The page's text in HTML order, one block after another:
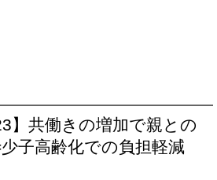
】共働きの増加で親との
子高齢化での負担軽減